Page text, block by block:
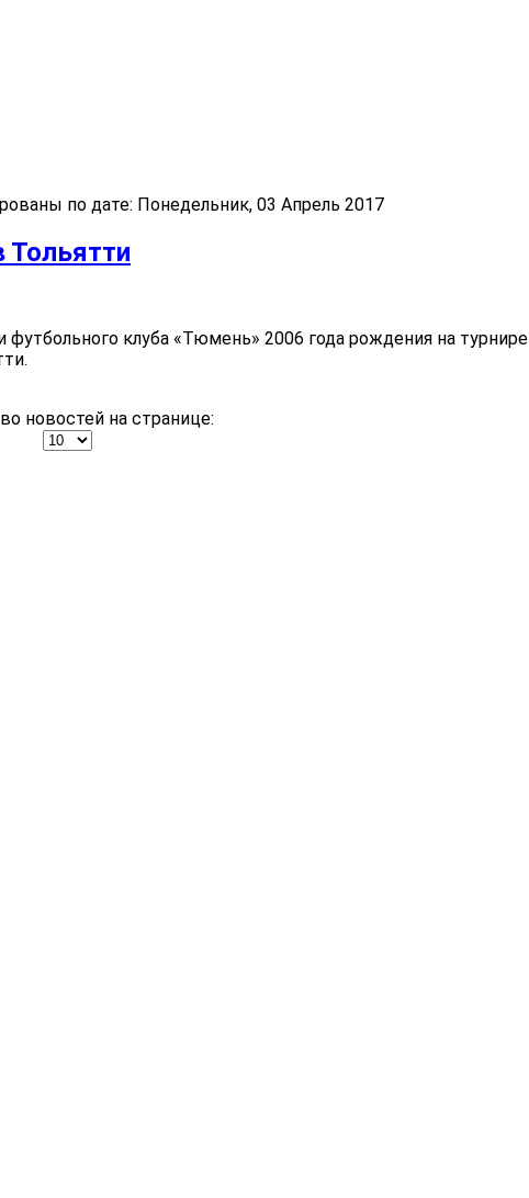
по дате: Понедельник, 03 Апрель 2017
футбольного клуба «Тюмень» 2006 года рождения на турнире
новостей на странице: